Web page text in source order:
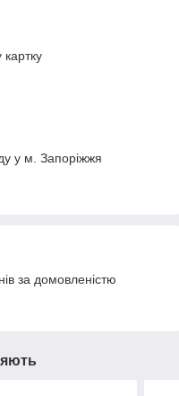
у м. Запоріжжя
за домовленістю